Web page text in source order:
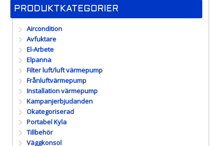
PRODUKTKATEGORIER
Aircondition
Avfuktare
El-Arbete
Elpanna
Filter luft/luft värmepump
Frånluftvärmepump
Installation värmepump
Kampanjerbjudanden
Okategoriserad
Portabel Kyla
Tillbehör
Väggkonsol